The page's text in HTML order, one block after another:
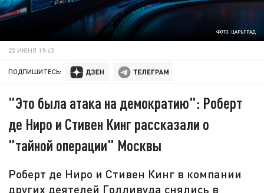
ФОТО: ЦАРЬГРАД
23 ИЮНЯ 19:43
ПОДПИШИТЕСЬ:
"Это была атака на демократию": Роберт
де Ниро и Стивен Кинг рассказали о
"тайной операции" Москвы
Роберт де Ниро и Стивен Кинг в компании
других деятелей Голливуда снялись в